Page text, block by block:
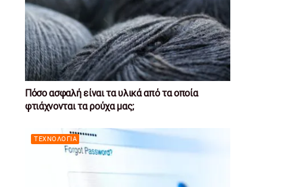
Πόσο ασφαλή είναι τα υλικά από τα οποία
φτιάχνονται τα ρούχα μας;
ΤΕΧΝΟΛΟΓΊΑ